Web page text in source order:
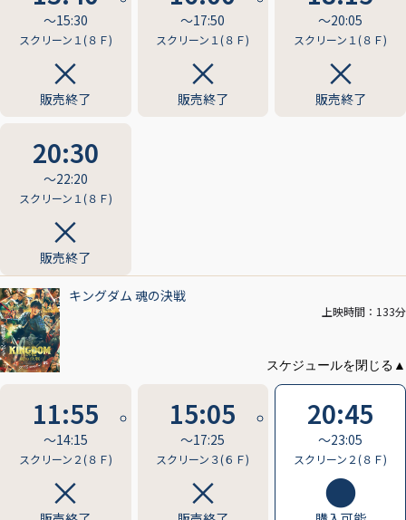
〜15:30
スクリーン１(８Ｆ)
販売終了
〜17:50
スクリーン１(８Ｆ)
販売終了
〜20:05
スクリーン１(８Ｆ)
販売終了
20:30
〜22:20
スクリーン１(８Ｆ)
販売終了
キングダム 魂の決戦
上映時間：133分
11:55
〜14:15
スクリーン２(８Ｆ)
15:05
〜17:25
スクリーン３(６Ｆ)
20:45
〜23:05
スクリーン２(８Ｆ)